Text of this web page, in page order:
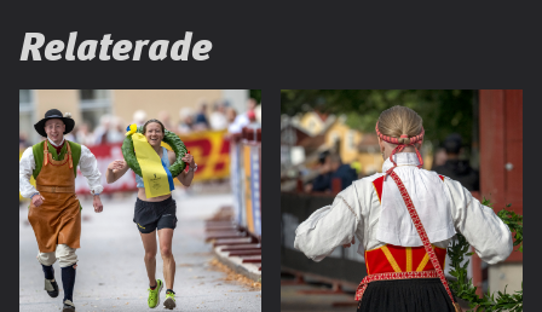
Relaterade